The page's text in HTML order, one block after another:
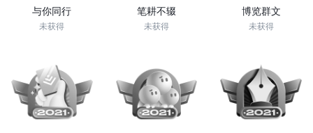
与你同行
未获得
笔耕不辍
未获得
博览群文
未获得